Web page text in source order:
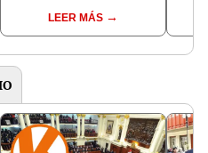
a CanadáLEER MÁS